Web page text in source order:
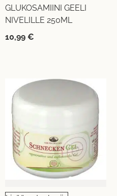
GLUKOSAMIINI GEELI
NIVELILLE 250ML
10,99 €